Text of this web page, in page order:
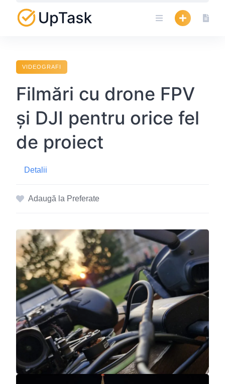
content
VIDEOGRAFI
Filmări cu drone FPV
și DJI pentru orice fel
de proiect
Detalii
Adaugă la Preferate